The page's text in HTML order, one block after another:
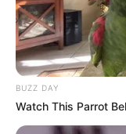
BUZZ DAY
Watch This Parrot